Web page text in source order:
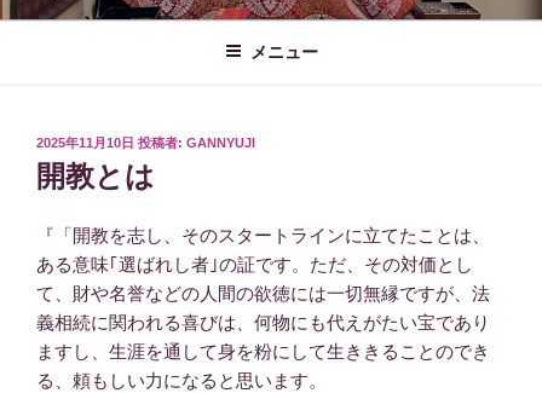
メニュー
投
稿
日:
2025年11月10日 投稿者: GANNYUJI
開教とは
『「開教を志し、そのスタートラインに立てたことは、
ある意味｢選ばれし者｣の証です。ただ、その対価とし
て、財や名誉などの人間の欲徳には一切無縁ですが、法
義相続に関われる喜びは、何物にも代えがたい宝であり
ますし、生涯を通して身を粉にして生ききることのでき
る、頼もしい力になると思います。